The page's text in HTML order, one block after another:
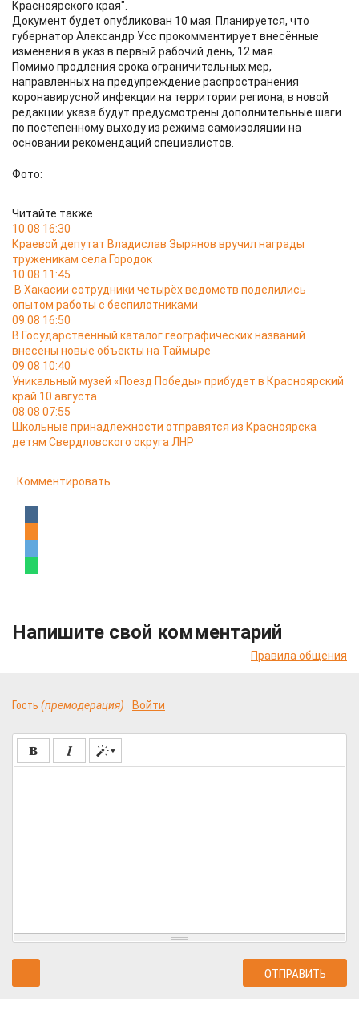
Красноярского края".
Документ будет опубликован 10 мая. Планируется, что
губернатор Александр Усс прокомментирует внесённые
изменения в указ в первый рабочий день, 12 мая.
Помимо продления срока ограничительных мер,
направленных на предупреждение распространения
коронавирусной инфекции на территории региона, в новой
редакции указа будут предусмотрены дополнительные шаги
по постепенному выходу из режима самоизоляции на
основании рекомендаций специалистов.
Фото:
Читайте также
10.08 16:30
Краевой депутат Владислав Зырянов вручил награды
труженикам села Городок
10.08 11:45
В Хакасии сотрудники четырёх ведомств поделились
опытом работы с беспилотниками
09.08 16:50
В Государственный каталог географических названий
внесены новые объекты на Таймыре
09.08 10:40
Уникальный музей «Поезд Победы» прибудет в Красноярский
край 10 августа
08.08 07:55
Школьные принадлежности отправятся из Красноярска
детям Свердловского округа ЛНР
Комментировать
Напишите свой комментарий
Правила общения
Гость (премодерация) Войти